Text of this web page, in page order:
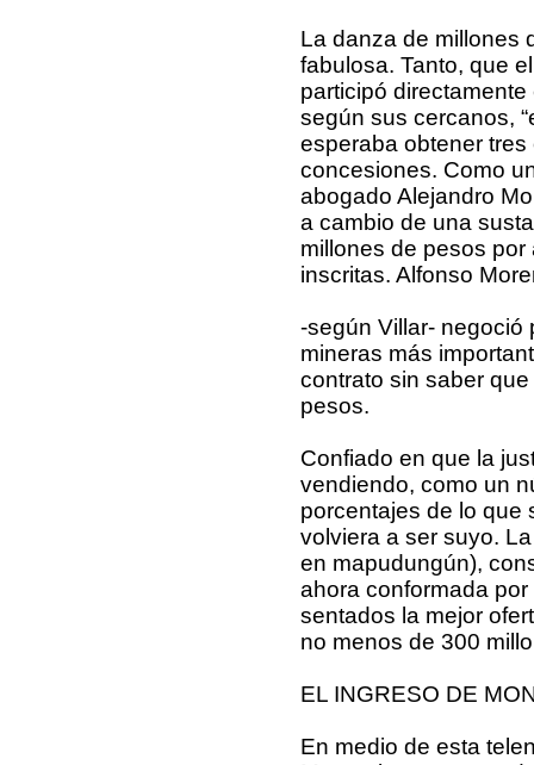
La danza de millones
fabulosa. Tanto, que
participó
según sus cercanos,
esperaba obtener
concesiones. Como
abogado Alejandro
a cambio de una
millones de pesos
inscritas. Alfonso
-según Villar- negoció
mineras más
contrato sin saber
pesos.
Confiado en que la
vendiendo, como un
porcentajes de lo que
volviera a ser suyo.
en mapudungún),
ahora conformada
sentados la mejor
no menos de 300
EL INGRESO DE
En medio de esta